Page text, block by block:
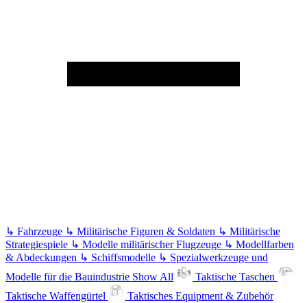
↳ Fahrzeuge ↳ Militärische Figuren & Soldaten ↳ Militärische
Strategiespiele ↳ Modelle militärischer Flugzeuge ↳ Modellfarben
& Abdeckungen ↳ Schiffsmodelle ↳ Spezialwerkzeuge und
Modelle für die Bauindustrie Show All
Taktische Taschen
Taktische Waffengürtel
Taktisches Equipment & Zubehör